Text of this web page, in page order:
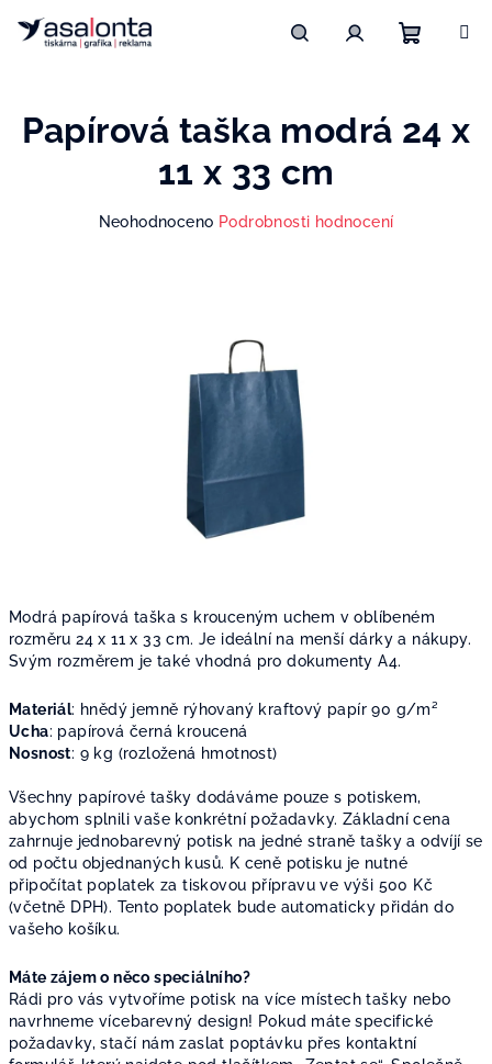
košík
Modrá papírová taška s krouceným uchem v oblíbeném
rozměru 24 x 11 x 33 cm. Je ideální na menší dárky a nákupy.
Svým rozměrem je také vhodná pro dokumenty A4.
Materiál: hnědý jemně rýhovaný kraftový papír 90 g/m²
Ucha: papírová černá kroucená
Nosnost: 9 kg (rozložená hmotnost)
Všechny papírové tašky dodáváme pouze s potiskem,
abychom splnili vaše konkrétní požadavky. Základní cena
zahrnuje jednobarevný potisk na jedné straně tašky a odvíjí se
od počtu objednaných kusů. K ceně potisku je nutné
připočítat poplatek za tiskovou přípravu ve výši 500 Kč
(včetně DPH). Tento poplatek bude automaticky přidán do
vašeho košíku.
Máte zájem o něco speciálního?
Rádi pro vás vytvoříme potisk na více místech tašky nebo
navrhneme vícebarevný design! Pokud máte specifické
požadavky, stačí nám zaslat poptávku přes kontaktní
Papírová taška modrá 24 x
11 x 33 cm
Průměrné
Neohodnoceno Podrobnosti hodnocení